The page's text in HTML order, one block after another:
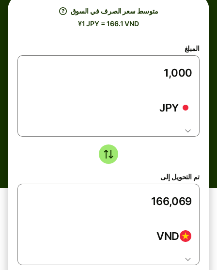
متوسط ​​سعر الصرف في السوق
¥1 JPY = 166.1 VND
المبلغ
JPY
تم التحويل إلى
VND